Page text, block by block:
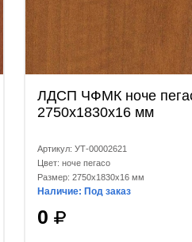
ЛДСП ЧФМК ноче
2750x1830x16 мм
Артикул: УТ-00002621
Цвет: ноче пегасо
Размер: 2750x1830x16 мм
Наличие: Под заказ
0